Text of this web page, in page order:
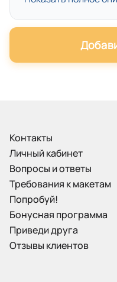
Контакты
Личный кабинет
Вопросы и ответы
Требования к макетам
Попробуй!
Бонусная программа
Приведи друга
Отзывы клиентов